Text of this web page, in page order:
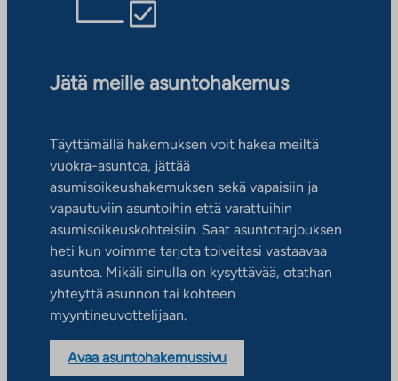
Jätä meille asuntohakemus
Täyttämällä hakemuksen voit hakea meiltä
vuokra-asuntoa, jättää
asumisoikeushakemuksen sekä vapaisiin ja
vapautuviin asuntoihin että varattuihin
asumisoikeuskohteisiin. Saat asuntotarjouksen
heti kun voimme tarjota toiveitasi vastaavaa
asuntoa. Mikäli sinulla on kysyttävää, otathan
yhteyttä asunnon tai kohteen
myyntineuvottelijaan.
Avaa asuntohakemussivu